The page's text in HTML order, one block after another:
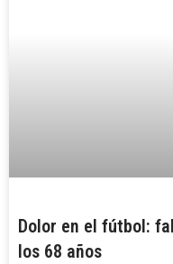
Dolor en el fútbol:
los 68 años